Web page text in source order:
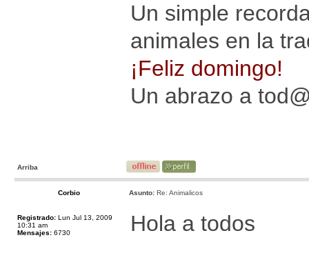
Un simple
animales en la
¡Feliz domingo!
Un abrazo a
Arriba
Corbio Asunto: Re: Animalicos
Registrado: Lun Jul 13, 2009
10:31 am
Mensajes: 6730 Hola a todos